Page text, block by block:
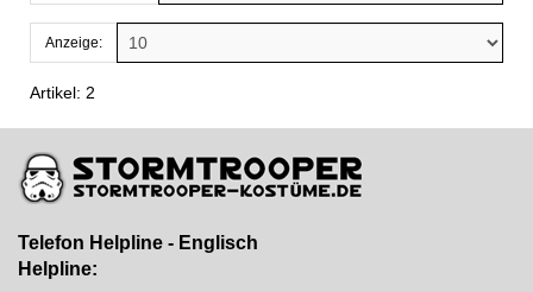
Anzeige:
Artikel: 2
Telefon Helpline - Englisch
Helpline: